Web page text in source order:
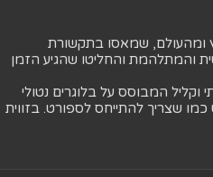
ומהעולם, שמאסו בתקשורת
והמתלהמת והחליטו שהגיע הזמן
וקליל המבוסס על בלוגרים נטולי
שצריך להתייחס לספורט. בזווית